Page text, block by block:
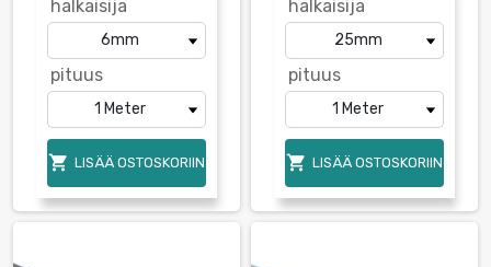
halkaisija
pituus
 LISÄÄ OSTOSKORIIN
halkaisija
pituus
 LISÄÄ OSTOSKORIIN